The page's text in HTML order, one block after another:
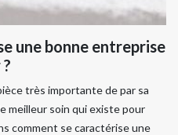
une bonne entreprise
très importante de par sa
meilleur soin qui existe pour
comment se caractérise une